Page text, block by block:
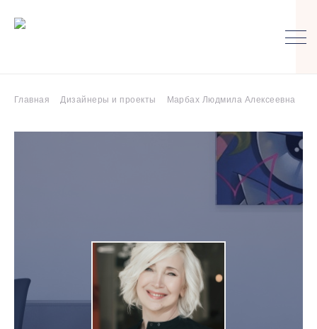
Главная Дизайнеры и проекты Марбах Людмила Алексеевна